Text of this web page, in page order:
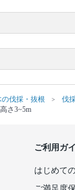
の伐採・抜根
伐
さ3~5m
ご利用ガ
はじめて